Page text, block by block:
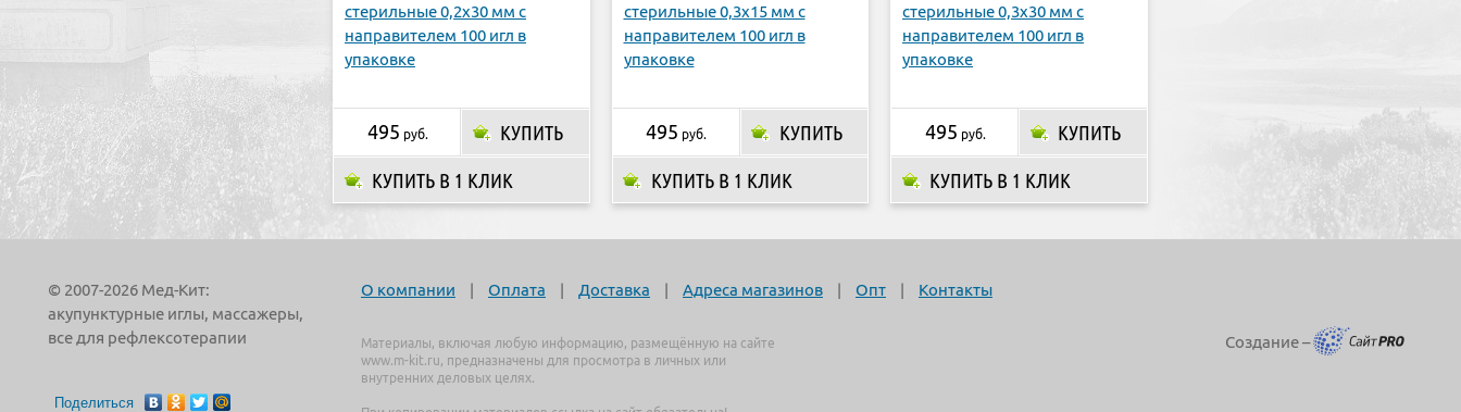
стерильные 0,2х30 мм с
направителем 100 игл в
упаковке
КУПИТЬ В 1 КЛИК
495 руб. КУПИТЬ
стерильные 0,3х15 мм с
направителем 100 игл в
упаковке
КУПИТЬ В 1 КЛИК
495 руб. КУПИТЬ
стерильные 0,3х30 мм с
направителем 100 игл в
упаковке
КУПИТЬ В 1 КЛИК
495 руб. КУПИТЬ
© 2007-2026 Мед-Кит:
акупунктурные иглы, массажеры,
все для рефлексотерапии
Поделиться
Материалы, включая любую информацию, размещённую на сайте
www.m-kit.ru, предназначены для просмотра в личных или
внутренних деловых целях.
Создание –
О компании | Оплата | Доставка | Адреса магазинов | Опт | Контакты